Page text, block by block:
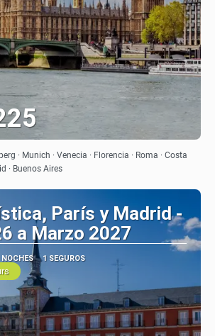
Ver
· Munich · Venecia · Florencia · Roma · Costa
· Buenos Aires
París y Madrid -
a Marzo 2027
NOCHES 1 SEGUROS